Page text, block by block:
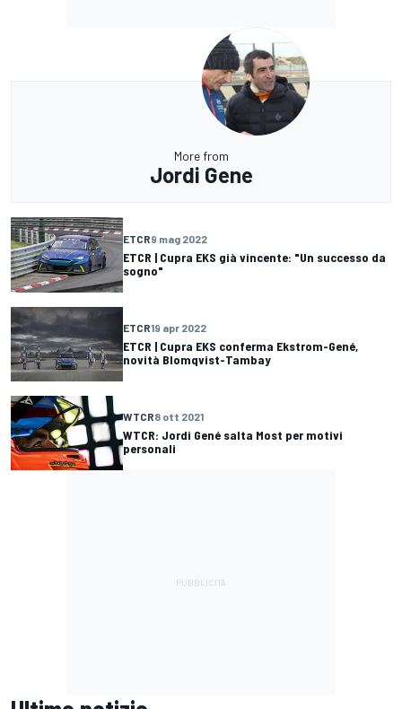
More from
Jordi Gene
ETCR9 mag 2022
ETCR | Cupra EKS già vincente: "Un successo da
sogno"
ETCR19 apr 2022
ETCR | Cupra EKS conferma Ekstrom-Gené,
novità Blomqvist-Tambay
WTCR8 ott 2021
WTCR: Jordi Gené salta Most per motivi
personali